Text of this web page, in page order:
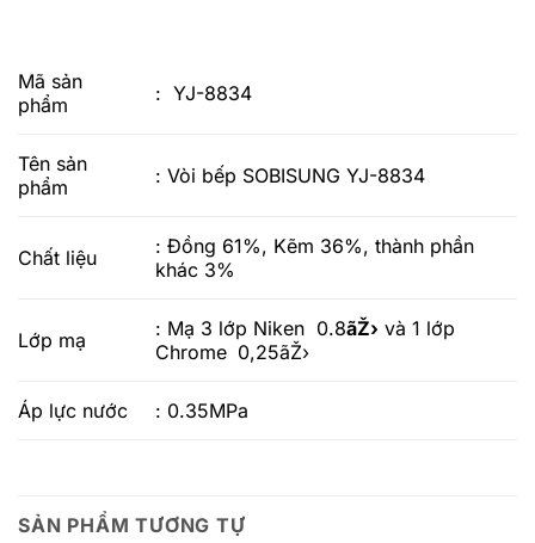
Mã sản
phẩm
: YJ-8834
Tên sản
phẩm
: Vòi bếp SOBISUNG YJ-8834
Chất liệu
: Đồng 61%, Kẽm 36%, thành phần
khác 3%
Lớp mạ : Mạ 3 lớp Niken 0.8ãŽ› và 1 lớp
Chrome 0,25ãŽ›
Áp lực nước : 0.35MPa
SẢN PHẨM TƯƠNG TỰ